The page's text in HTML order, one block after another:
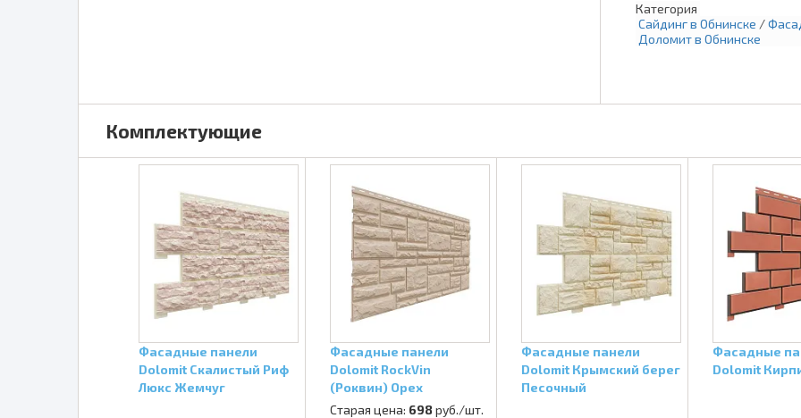
Категория
Сайдинг в Обнинске /
Доломит в Обнинске
Комплектующие
Фасадные панели
Dolomit Скалистый Риф
Люкс Жемчуг
Фасадные панели
Dolomit RockVin
(Роквин) Орех
Старая цена: 698руб./шт.
Фасадные панели
Dolomit Крымский берег
Песочный
Фасадные
Dolomit